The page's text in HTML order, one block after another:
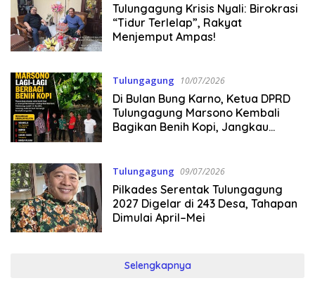
Tulungagung Krisis Nyali: Birokrasi
“Tidur Terlelap”, Rakyat
Menjemput Ampas!
Tulungagung 10/07/2026
Di Bulan Bung Karno, Ketua DPRD
Tulungagung Marsono Kembali
Bagikan Benih Kopi, Jangkau
Tulungagung 09/07/2026
Pilkades Serentak Tulungagung
2027 Digelar di 243 Desa, Tahapan
Dimulai April–Mei
Selengkapnya